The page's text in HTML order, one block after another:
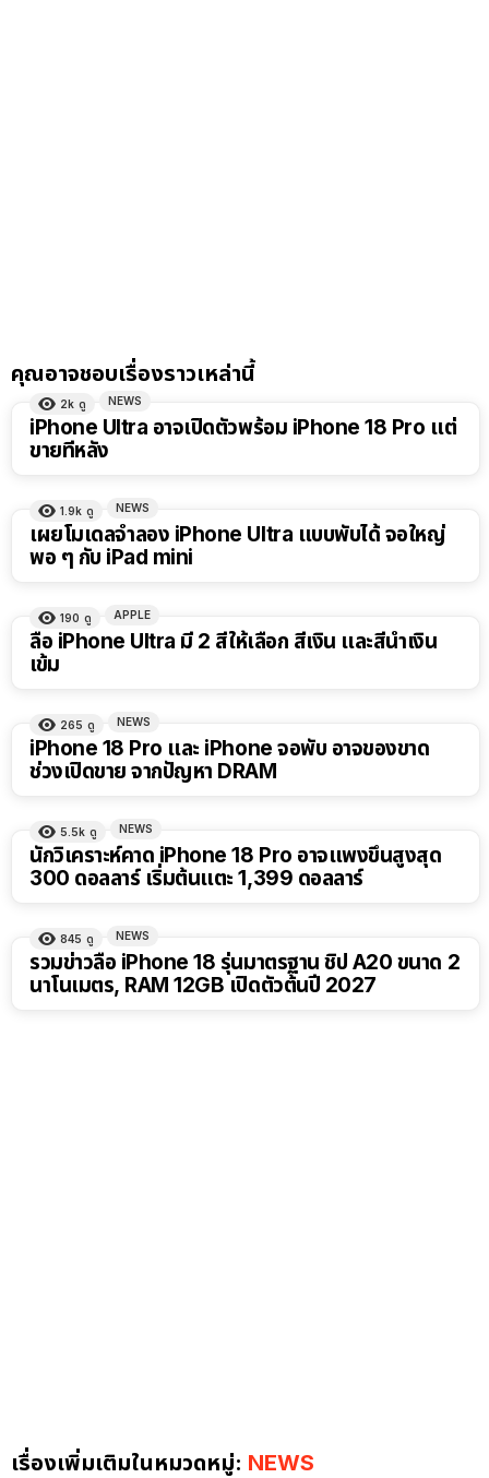
คุณอาจชอบเรื่องราวเหล่านี้
2k ดู NEWS
iPhone Ultra อาจเปิดตัวพร้อม iPhone 18 Pro แต่
ขายทีหลัง
1.9k ดู NEWS
เผยโมเดลจำลอง iPhone Ultra แบบพับได้ จอใหญ่
พอ ๆ กับ iPad mini
190 ดู APPLE
ลือ iPhone Ultra มี 2 สีให้เลือก สีเงิน และสีน้ำเงิน
เข้ม
265 ดู NEWS
iPhone 18 Pro และ iPhone จอพับ อาจของขาด
ช่วงเปิดขาย จากปัญหา DRAM
5.5k ดู NEWS
นักวิเคราะห์คาด iPhone 18 Pro อาจแพงขึ้นสูงสุด
300 ดอลลาร์ เริ่มต้นแตะ 1,399 ดอลลาร์
845 ดู NEWS
รวมข่าวลือ iPhone 18 รุ่นมาตรฐาน ชิป A20 ขนาด 2
นาโนเมตร, RAM 12GB เปิดตัวต้นปี 2027
เรื่องเพิ่มเติมในหมวดหมู่: NEWS